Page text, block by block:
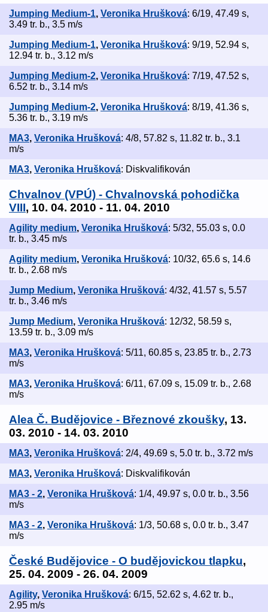
Jumping Medium-1, Veronika Hrušková: 6/19, 47.49 s,
3.49 tr. b., 3.5 m/s
Jumping Medium-1, Veronika Hrušková: 9/19, 52.94 s,
12.94 tr. b., 3.12 m/s
Jumping Medium-2, Veronika Hrušková: 7/19, 47.52 s,
6.52 tr. b., 3.14 m/s
Jumping Medium-2, Veronika Hrušková: 8/19, 41.36 s,
5.36 tr. b., 3.19 m/s
MA3, Veronika Hrušková: 4/8, 57.82 s, 11.82 tr. b., 3.1
m/s
MA3, Veronika Hrušková: Diskvalifikován
Chvalnov (VPÚ) - Chvalnovská pohodička
VIII, 10. 04. 2010 - 11. 04. 2010
Agility medium, Veronika Hrušková: 5/32, 55.03 s, 0.0
tr. b., 3.45 m/s
Agility medium, Veronika Hrušková: 10/32, 65.6 s, 14.6
tr. b., 2.68 m/s
Jump Medium, Veronika Hrušková: 4/32, 41.57 s, 5.57
tr. b., 3.46 m/s
Jump Medium, Veronika Hrušková: 12/32, 58.59 s,
13.59 tr. b., 3.09 m/s
MA3, Veronika Hrušková: 5/11, 60.85 s, 23.85 tr. b., 2.73
m/s
MA3, Veronika Hrušková: 6/11, 67.09 s, 15.09 tr. b., 2.68
m/s
Alea Č. Budějovice - Březnové zkoušky, 13.
03. 2010 - 14. 03. 2010
MA3, Veronika Hrušková: 2/4, 49.69 s, 5.0 tr. b., 3.72 m/s
MA3, Veronika Hrušková: Diskvalifikován
MA3 - 2, Veronika Hrušková: 1/4, 49.97 s, 0.0 tr. b., 3.56
m/s
MA3 - 2, Veronika Hrušková: 1/3, 50.68 s, 0.0 tr. b., 3.47
m/s
České Budějovice - O budějovickou tlapku,
25. 04. 2009 - 26. 04. 2009
Agility, Veronika Hrušková: 6/15, 52.62 s, 4.62 tr. b.,
2.95 m/s